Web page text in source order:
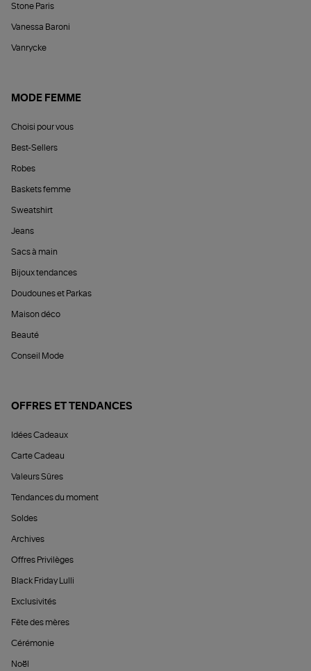
Stone Paris
Vanessa Baroni
Vanrycke
MODE FEMME
Choisi pour vous
Best-Sellers
Robes
Baskets femme
Sweatshirt
Jeans
Sacs à main
Bijoux tendances
Doudounes et Parkas
Maison déco
Beauté
Conseil Mode
OFFRES ET TENDANCES
Idées Cadeaux
Carte Cadeau
Valeurs Sûres
Tendances du moment
Soldes
Archives
Offres Privilèges
Black Friday Lulli
Exclusivités
Fête des mères
Cérémonie
Noël